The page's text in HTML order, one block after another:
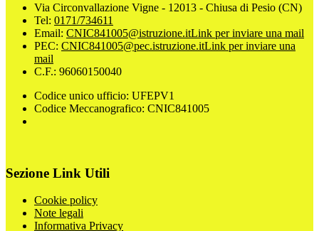
Via Circonvallazione Vigne - 12013 - Chiusa di Pesio (CN)
Tel: 0171/734611
Email: CNIC841005@istruzione.itLink per inviare una mail
PEC: CNIC841005@pec.istruzione.itLink per inviare una
mail
C.F.: 96060150040
Codice unico ufficio: UFEPV1
Codice Meccanografico: CNIC841005
Sezione Link Utili
Cookie policy
Note legali
Informativa Privacy